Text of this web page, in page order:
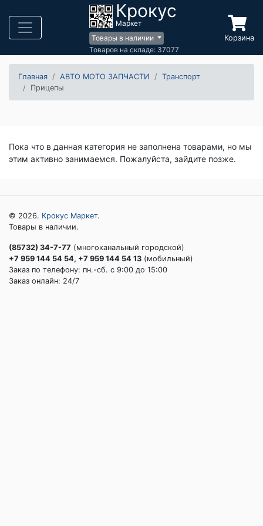
Крокус
Маркет
Товары в наличии
Товаров на складе: 37077
Корзина
Главная АВТО МОТО ЗАПЧАСТИ
Транспорт
Прицепы
Пока что в данная категория не заполнена товарами, но мы
этим активно занимаемся. Пожалуйста, зайдите позже.
© 2026. Крокус Маркет.
Товары в наличии.
(85732) 34-7-77 (многоканальный городской)
+7 959 144 54 54, +7 959 144 54 13 (мобильный)
Заказ по телефону: пн.-сб. c 9:00 до 15:00
Заказ онлайн: 24/7